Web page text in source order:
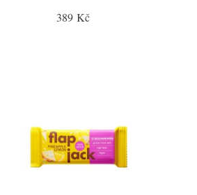
389 Kč